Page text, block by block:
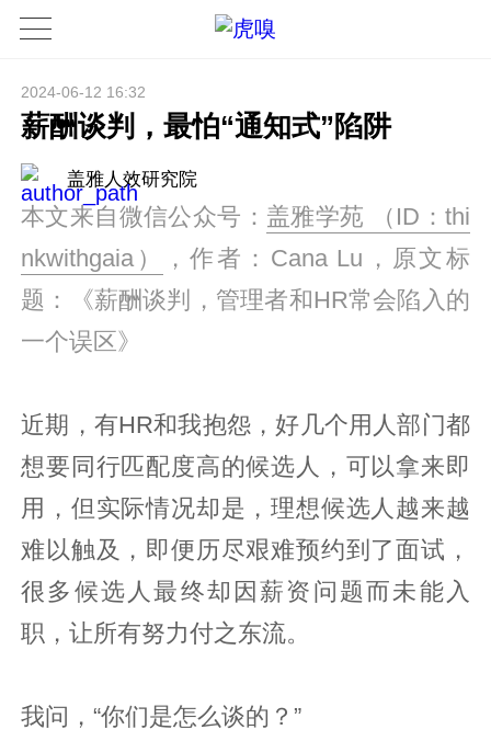
2024-06-12 16:32
薪酬谈判，最怕“通知式”陷阱
盖雅人效研究院
本文来自微信公众号： 盖雅学苑 （ID：thi
nkwithgaia）
，作者：Cana Lu，原文标
题：《薪酬谈判，管理者和HR常会陷入的
一个误区》
近期，有HR和我抱怨，好几个用人部门都
想要同行匹配度高的候选人，可以拿来即
用，但实际情况却是，理想候选人越来越
难以触及，即便历尽艰难预约到了面试，
很多候选人最终却因薪资问题而未能入
职，让所有努力付之东流。
我问，“你们是怎么谈的？”